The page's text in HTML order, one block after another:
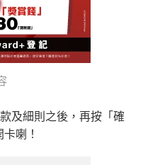
及細則之後，再按「確
喇！